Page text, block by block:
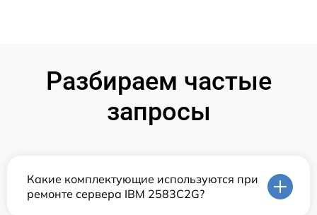
Разбираем частые
запросы
Какие комплектующие используются при
ремонте сервера IBM 2583C2G?